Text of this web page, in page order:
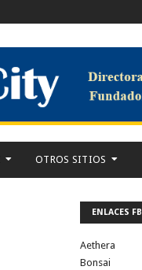
OTROS SITIOS
ENLACES FB
Aethera
Bonsai